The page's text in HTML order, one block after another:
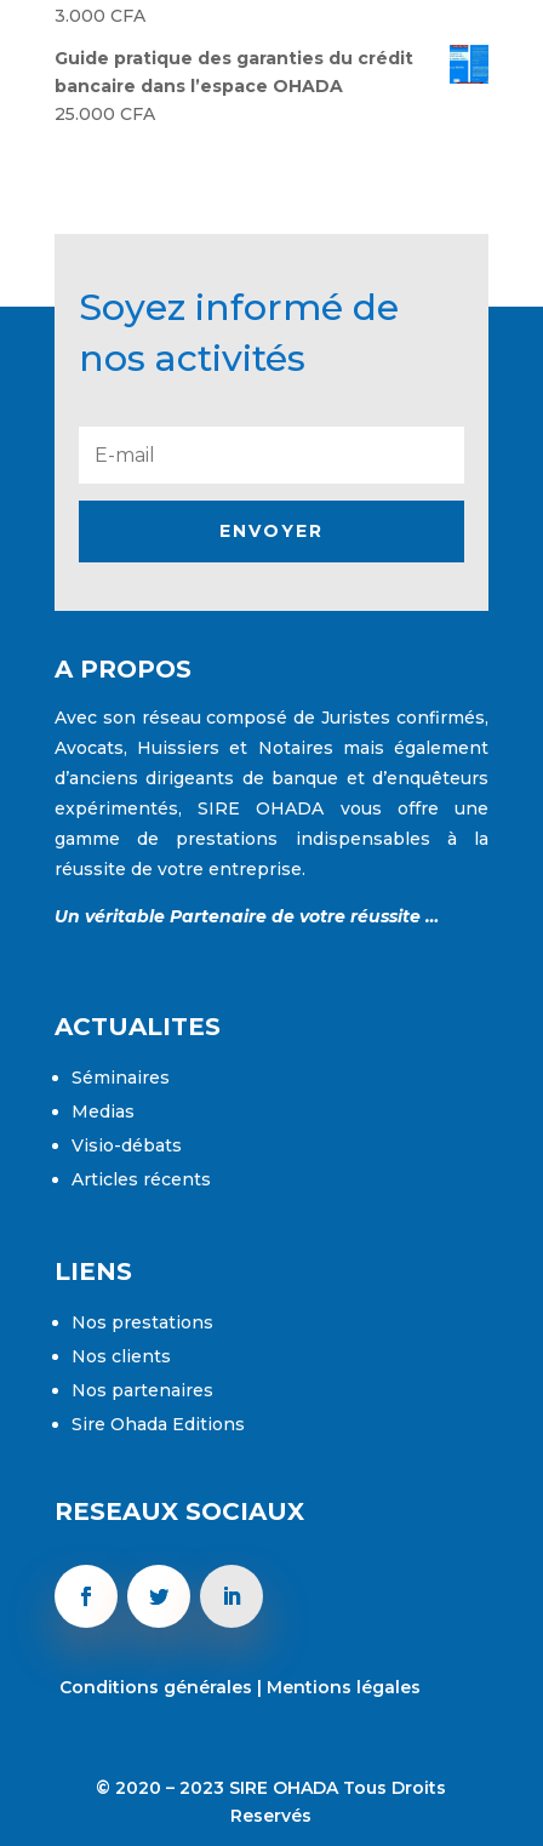
3.000 CFA
Guide pratique des garanties du crédit
bancaire dans l’espace OHADA
25.000 CFA
Soyez informé de
nos activités
ENVOYER
A PROPOS
Avec son réseau composé de Juristes confirmés,
Avocats, Huissiers et Notaires mais également
d’anciens dirigeants de banque et d’enquêteurs
expérimentés,SIRE OHADA vous offre une
gamme de prestations indispensables à la
réussite de votre entreprise.
Un véritable Partenaire de votre réussite …
ACTUALITES
Séminaires
Medias
Visio-débats
Articles récents
LIENS
Nos prestations
Nos clients
Nos partenaires
Sire Ohada Editions
RESEAUX SOCIAUX
Conditions générales | Mentions légales
© 2020 – 2023 SIRE OHADA Tous Droits
Reservés